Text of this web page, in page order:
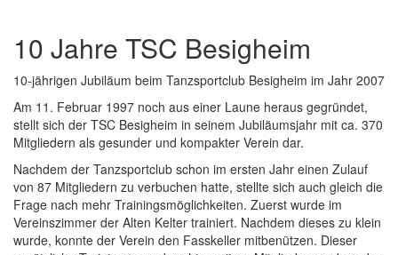
10 Jahre TSC Besigheim
10-jährigen Jubiläum beim Tanzsportclub Besigheim im Jahr 2007
Am 11. Februar 1997 noch aus einer Laune heraus gegründet,
stellt sich der TSC Besigheim in seinem Jubiläumsjahr mit ca. 370
Mitgliedern als gesunder und kompakter Verein dar.
Nachdem der Tanzsportclub schon im ersten Jahr einen Zulauf
von 87 Mitgliedern zu verbuchen hatte, stellte sich auch gleich die
Frage nach mehr Trainingsmöglichkeiten. Zuerst wurde im
Vereinszimmer der Alten Kelter trainiert. Nachdem dieses zu klein
wurde, konnte der Verein den Fasskeller mitbenützen. Dieser